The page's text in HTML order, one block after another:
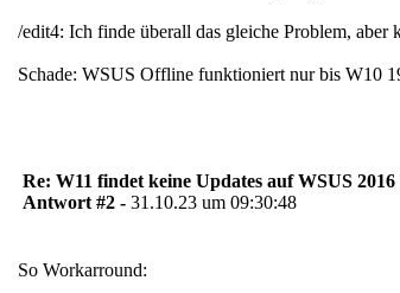
/edit4: Ich finde überall das gleiche Problem, aber
Schade: WSUS Offline funktioniert nur bis W10
Re: W11 findet keine Updates auf WSUS 2016
Antwort #2 - 31.10.23 um 09:30:48
So Workarround: